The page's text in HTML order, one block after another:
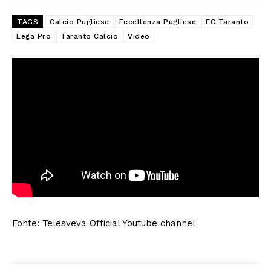
TAGS Calcio Pugliese Eccellenza Pugliese
FC Taranto
Lega Pro
Taranto Calcio Video
Fonte: Telesveva Official Youtube channel